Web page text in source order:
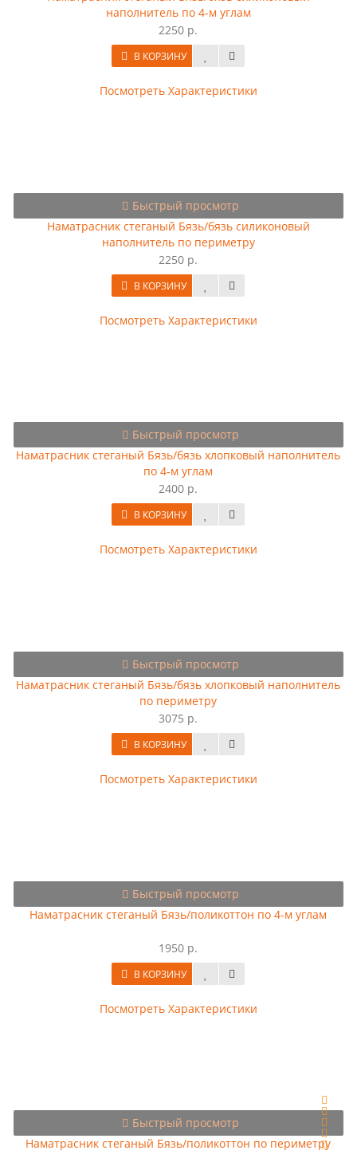
наполнитель по 4-м углам
2250 р.
В КОРЗИНУ
Посмотреть Характеристики
Быстрый просмотр
Наматрасник стеганый Бязь/бязь силиконовый
наполнитель по периметру
2250 р.
В КОРЗИНУ
Посмотреть Характеристики
Быстрый просмотр
Наматрасник стеганый Бязь/бязь хлопковый наполнитель
по 4-м углам
2400 р.
В КОРЗИНУ
Посмотреть Характеристики
Быстрый просмотр
Наматрасник стеганый Бязь/бязь хлопковый наполнитель
по периметру
3075 р.
В КОРЗИНУ
Посмотреть Характеристики
Быстрый просмотр
Наматрасник стеганый Бязь/поликоттон по 4-м углам
1950 р.
В КОРЗИНУ
Посмотреть Характеристики
Быстрый просмотр
Наматрасник стеганый Бязь/поликоттон по периметру